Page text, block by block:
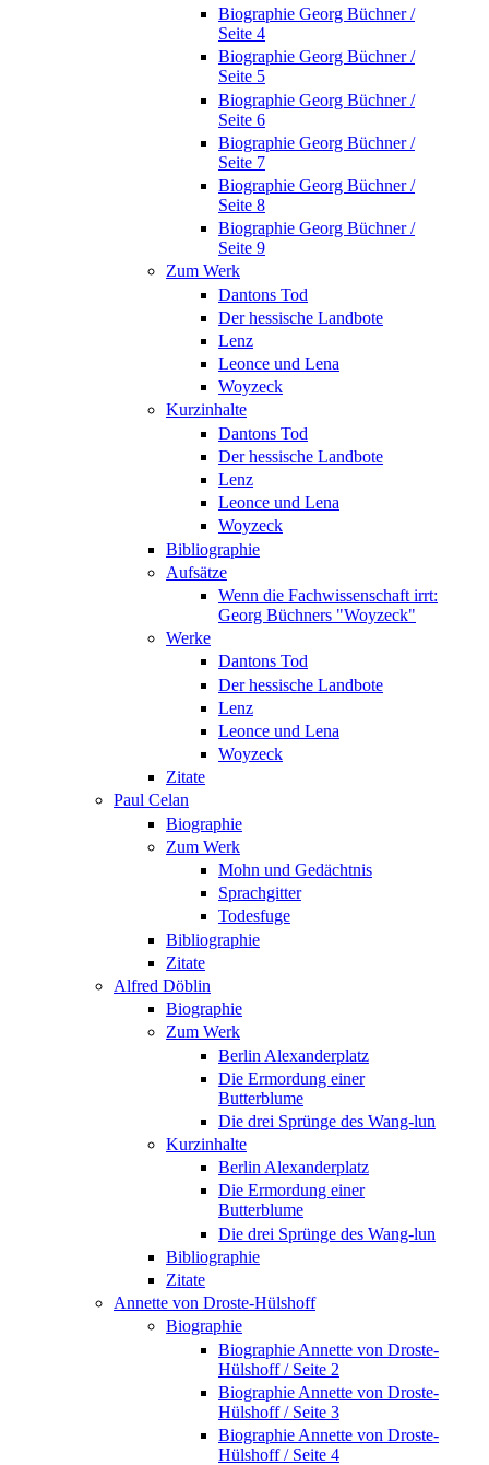
Biographie Georg Büchner /
Seite 4
Biographie Georg Büchner /
Seite 5
Biographie Georg Büchner /
Seite 6
Biographie Georg Büchner /
Seite 7
Biographie Georg Büchner /
Seite 8
Biographie Georg Büchner /
Seite 9
Zum Werk
Dantons Tod
Der hessische Landbote
Lenz
Leonce und Lena
Woyzeck
Kurzinhalte
Dantons Tod
Der hessische Landbote
Lenz
Leonce und Lena
Woyzeck
Bibliographie
Aufsätze
Wenn die Fachwissenschaft irrt:
Georg Büchners "Woyzeck"
Werke
Dantons Tod
Der hessische Landbote
Lenz
Leonce und Lena
Woyzeck
Zitate
Paul Celan
Biographie
Zum Werk
Mohn und Gedächtnis
Sprachgitter
Todesfuge
Bibliographie
Zitate
Alfred Döblin
Biographie
Zum Werk
Berlin Alexanderplatz
Die Ermordung einer
Butterblume
Die drei Sprünge des Wang-lun
Kurzinhalte
Berlin Alexanderplatz
Die Ermordung einer
Butterblume
Die drei Sprünge des Wang-lun
Bibliographie
Zitate
Annette von Droste-Hülshoff
Biographie
Biographie Annette von Droste-
Hülshoff / Seite 2
Biographie Annette von Droste-
Hülshoff / Seite 3
Biographie Annette von Droste-
Hülshoff / Seite 4